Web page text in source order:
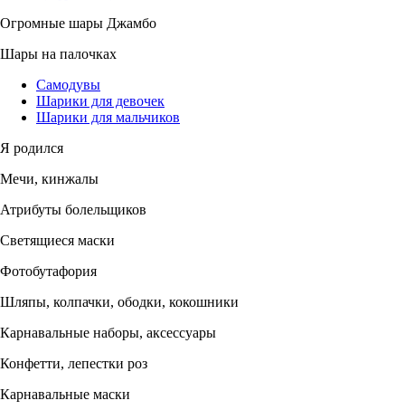
Огромные шары Джамбо
Шары на палочках
Самодувы
Шарики для девочек
Шарики для мальчиков
Я родился
Мечи, кинжалы
Атрибуты болельщиков
Светящиеся маски
Фотобутафория
Шляпы, колпачки, ободки, кокошники
Карнавальные наборы, аксессуары
Конфетти, лепестки роз
Карнавальные маски